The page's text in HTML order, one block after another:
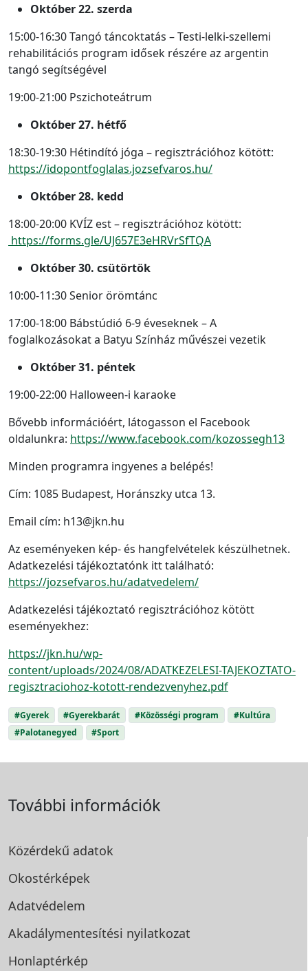
Október 22. szerda
15:00-16:30 Tangó táncoktatás – Testi-lelki-szellemi
rehabilitációs program idősek részére az argentin
tangó segítségével
19:00-21:00 Pszichoteátrum
Október 27. hétfő
18:30-19:30 Hétindító jóga – regisztrációhoz kötött:
https://idopontfoglalas.jozsefvaros.hu/
Október 28. kedd
18:00-20:00 KVÍZ est – regisztrációhoz kötött:
https://forms.gle/UJ657E3eHRVrSfTQA
Október 30. csütörtök
10:00-11:30 Senior örömtánc
17:00-18:00 Bábstúdió 6-9 éveseknek – A
foglalkozásokat a Batyu Színház művészei vezetik
Október 31. péntek
19:00-22:00 Halloween-i karaoke
Bővebb információért, látogasson el Facebook
oldalunkra: https://www.facebook.com/kozossegh13
Minden programra ingyenes a belépés!
Cím: 1085 Budapest, Horánszky utca 13.
Email cím: h13@jkn.hu
Az eseményeken kép- és hangfelvételek készülhetnek.
Adatkezelési tájékoztatónk itt található:
https://jozsefvaros.hu/adatvedelem/
Adatkezelési tájékoztató regisztrációhoz kötött
eseményekhez:
https://jkn.hu/wp-
content/uploads/2024/08/ADATKEZELESI-TAJEKOZTATO-
regisztraciohoz-kotott-rendezvenyhez.pdf
#Gyerek #Gyerekbarát #Közösségi program
#Kultúra
#Palotanegyed
#Sport
További információk
Közérdekű adatok
Okostérképek
Adatvédelem
Akadálymentesítési nyilatkozat
Honlaptérkép